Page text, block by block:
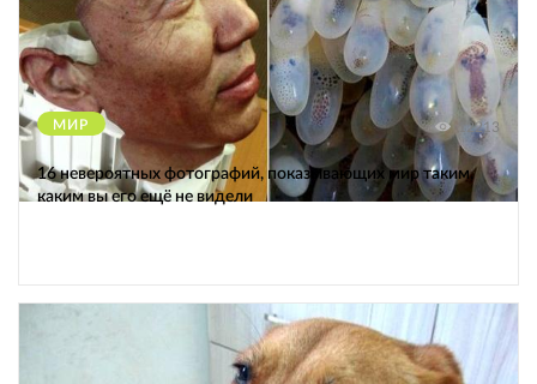
МИР 12213
16 невероятных фотографий, показывающих мир таким,
каким вы его ещё не видели